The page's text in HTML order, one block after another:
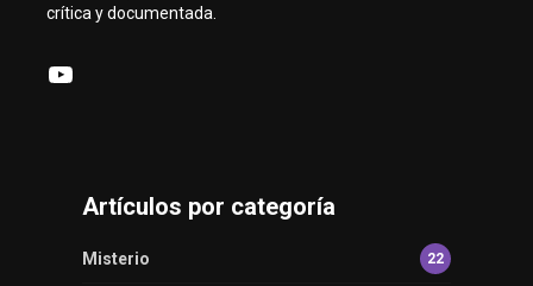
crítica y documentada.
YouTube
Artículos por categoría
Misterio 22